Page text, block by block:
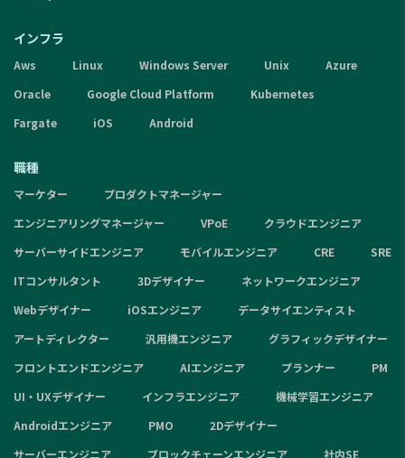
インフラ
Aws Linux Windows Server Unix
Azure
Oracle
Google Cloud Platform
Kubernetes
Fargate
iOS Android
職種
マーケター
プロダクトマネージャー
エンジニアリングマネージャー
VPoE
クラウドエンジニア
サーバーサイドエンジニア
モバイルエンジニア CRE
SRE
ITコンサルタント
3Dデザイナー
ネットワークエンジニア
Webデザイナー
iOSエンジニア
データサイエンティスト
アートディレクター
汎用機エンジニア
グラフィックデザイナー
フロントエンドエンジニア
AIエンジニア プランナー
PM
UI・UXデザイナー
インフラエンジニア
機械学習エンジニア
Androidエンジニア
PMO
2Dデザイナー
サーバーエンジニア
ブロックチェーンエンジニア 社内SE